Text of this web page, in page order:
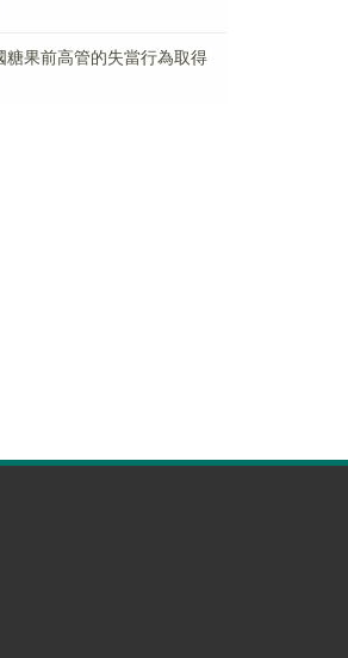
糖果前高管的失當行為取得